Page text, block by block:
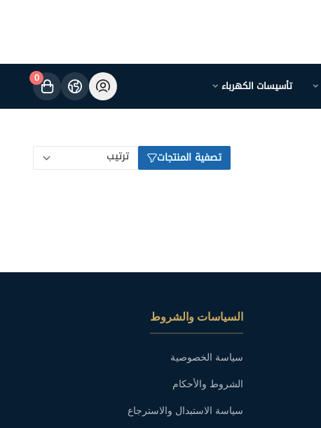
تأسيسات الكهرباء 0
تصفية المنتجات
السياسات والشروط
سياسة الخصوصية
الشروط والأحكام
سياسة الاستبدال والاسترجاع